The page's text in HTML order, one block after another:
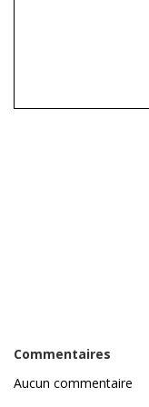
Commentaires
Aucun commentaire